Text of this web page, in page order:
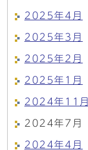
2025年4月
2025年3月
2025年2月
2025年1月
2024年11月
2024年7月
2024年4月